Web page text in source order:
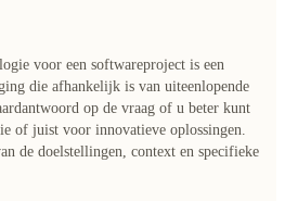
voor een softwareproject is een
die afhankelijk is van uiteenlopende
op de vraag of u beter kunt
of juist voor innovatieve oplossingen.
de doelstellingen, context en specifieke